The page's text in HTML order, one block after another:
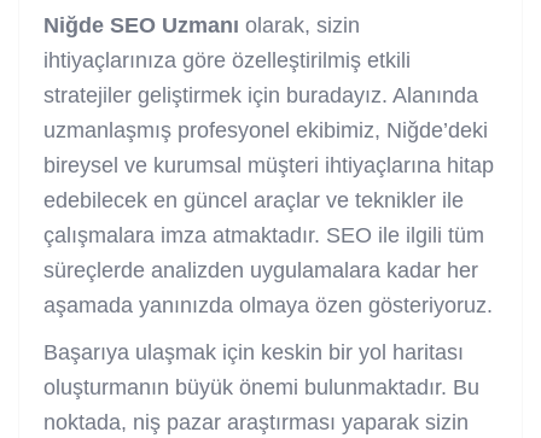
Niğde SEO Uzmanı olarak, sizin
ihtiyaçlarınıza göre özelleştirilmiş etkili
stratejiler geliştirmek için buradayız. Alanında
uzmanlaşmış profesyonel ekibimiz, Niğde’deki
bireysel ve kurumsal müşteri ihtiyaçlarına hitap
edebilecek en güncel araçlar ve teknikler ile
çalışmalara imza atmaktadır. SEO ile ilgili tüm
süreçlerde analizden uygulamalara kadar her
aşamada yanınızda olmaya özen gösteriyoruz.
Başarıya ulaşmak için keskin bir yol haritası
oluşturmanın büyük önemi bulunmaktadır. Bu
noktada, niş pazar araştırması yaparak sizin